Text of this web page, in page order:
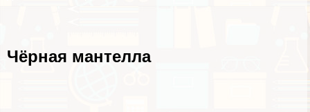
Чёрная мантелла